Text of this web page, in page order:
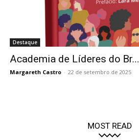
Destaque
Academia de Líderes do Br...
Margareth Castro - 22 de setembro de 2025
MOST READ